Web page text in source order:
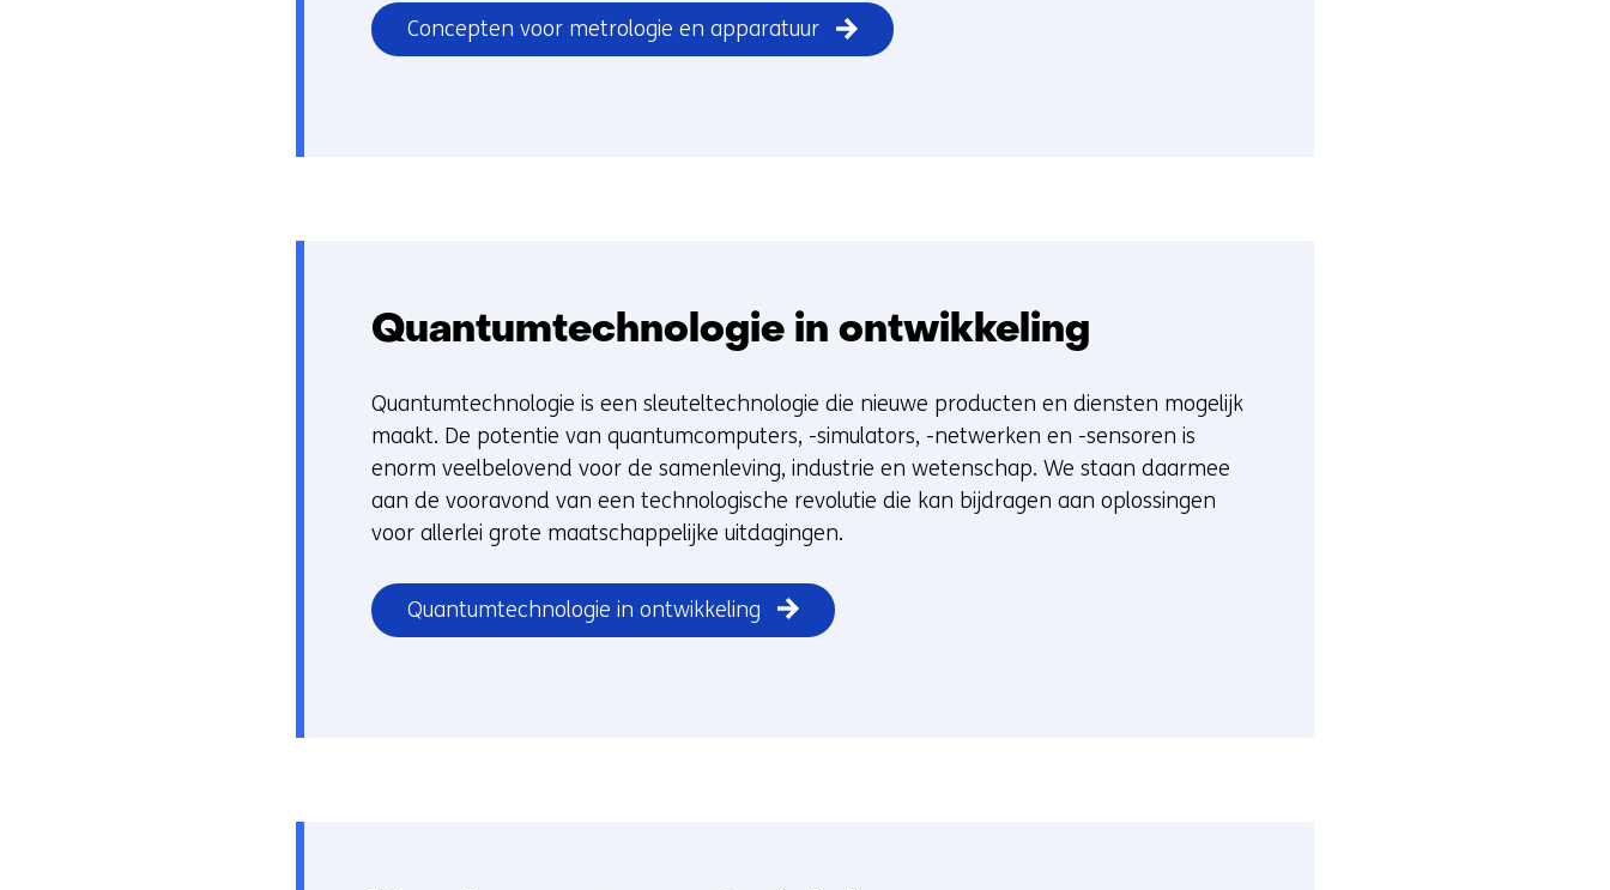
Concepten voor metrologie en apparatuur
Quantumtechnologie in ontwikkeling
Quantumtechnologie is een sleuteltechnologie die nieuwe producten en diensten mogelijk
maakt. De potentie van quantumcomputers, -simulators, -netwerken en -sensoren is
enorm veelbelovend voor de samenleving, industrie en wetenschap. We staan daarmee
aan de vooravond van een technologische revolutie die kan bijdragen aan oplossingen
voor allerlei grote maatschappelijke uitdagingen.
Quantumtechnologie in ontwikkeling